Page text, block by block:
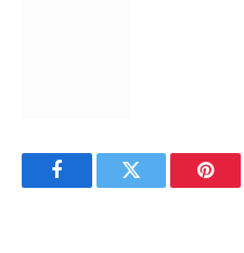
FacebookTwitter